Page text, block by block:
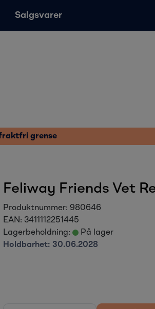
Salgsvarer
grense
Feliway Friends Vet
Produktnummer: 980646
EAN: 3411112251445
Lagerbeholdning:
På lager
Holdbarhet: 30.06.2028